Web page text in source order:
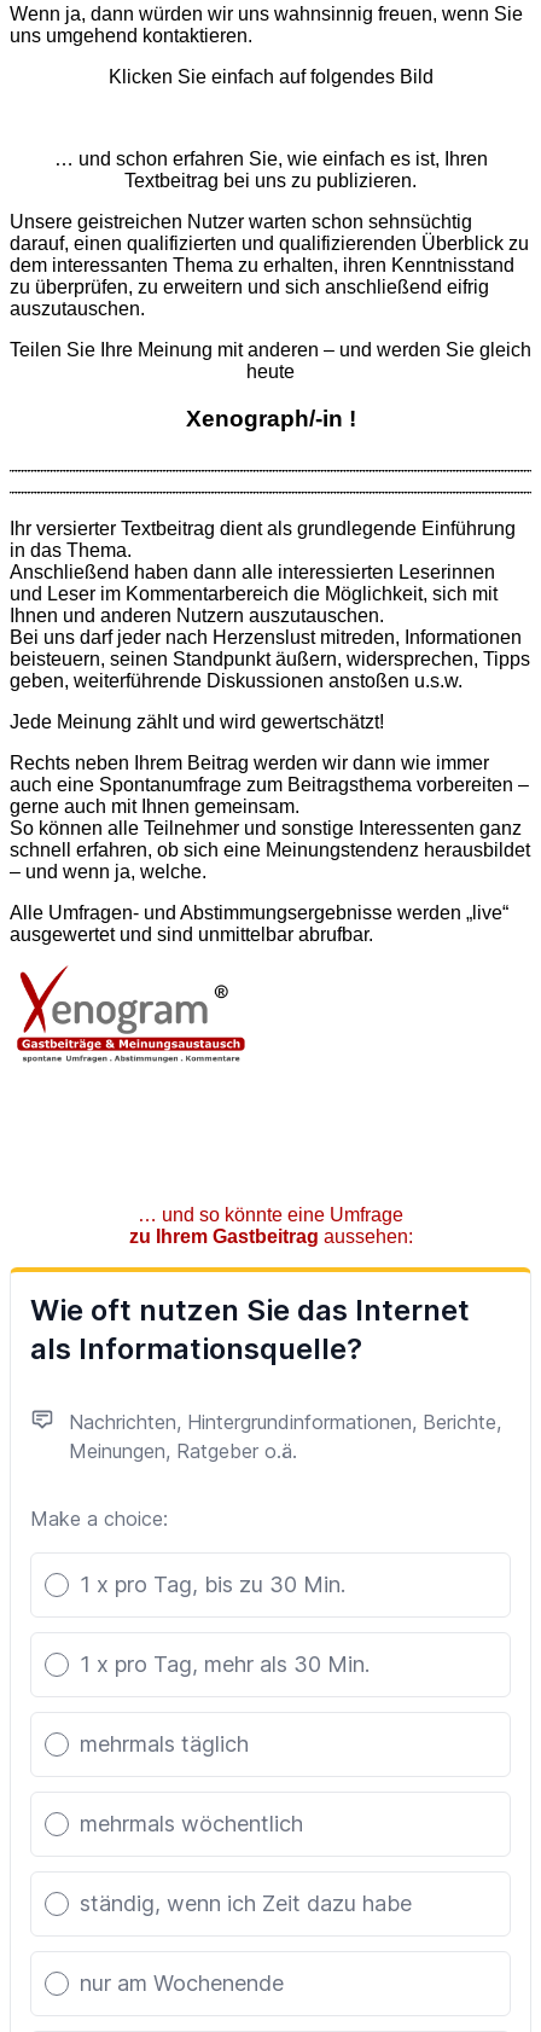
Wenn ja, dann würden wir uns wahnsinnig freuen, wenn Sie
uns umgehend kontaktieren.
Klicken Sie einfach auf folgendes Bild
… und schon erfahren Sie, wie einfach es ist, Ihren
Textbeitrag bei uns zu publizieren.
Unsere geistreichen Nutzer warten schon sehnsüchtig
darauf, einen qualifizierten und qualifizierenden Überblick zu
dem interessanten Thema zu erhalten, ihren Kenntnisstand
zu überprüfen, zu erweitern und sich anschließend eifrig
auszutauschen.
Teilen Sie Ihre Meinung mit anderen – und werden Sie gleich
heute
Xenograph/-in !
Ihr versierter Textbeitrag dient als grund­legende Ein­führung
in das Thema.
Anschließend haben dann alle interessierten Leserinnen
und Leser im Kommentarbereich die Möglichkeit, sich mit
Ihnen und anderen Nutzern aus­zu­tauschen.
Bei uns darf jeder nach Herzenslust mitreden, Informationen
beisteuern, seinen Standpunkt äußern, widersprechen, Tipps
geben, weiter­führende Diskussionen anstoßen u.s.w.
Jede Meinung zählt und wird gewertschätzt!
Rechts neben Ihrem Beitrag werden wir dann wie immer
auch eine Spontan­umfrage zum Beitragsthema vorbereiten –
gerne auch mit Ihnen gemeinsam.
So können alle Teilnehmer und sonstige Interessenten ganz
schnell erfahren, ob sich eine Meinungstendenz herausbildet
– und wenn ja, welche.
Alle Umfragen- und Abstimmungs­ergebnisse werden „live“
ausgewertet und sind unmittelbar abrufbar.
… und so könnte eine Umfrage
zu Ihrem Gastbeitrag aussehen: